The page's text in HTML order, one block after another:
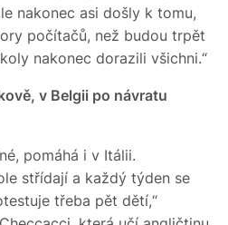
nakonec asi došly k tomu,
počítačů, než budou trpět
nakonec dorazili všichni.“
v Belgii po návratu
pomáhá i v Itálii.
střídají a každý týden se
třeba pět dětí,“